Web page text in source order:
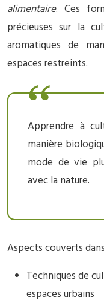
alimentaire. Ces
précieuses sur la
aromatiques de
espaces restreints.
Apprendre à
manière
mode de vie
avec la nature.
Aspects couverts
Techniques de
espaces urbains